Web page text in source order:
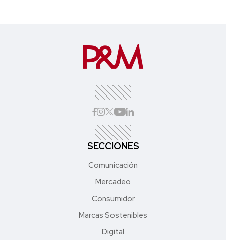
SECCIONES
Comunicación
Mercadeo
Consumidor
Marcas Sostenibles
Digital